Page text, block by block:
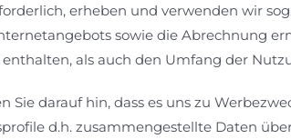
erheben und verwenden wir
sowie die Abrechnung
enthalten, als auch den Umfang der
Sie darauf hin, dass es uns zu
d.h. zusammengestellte Daten